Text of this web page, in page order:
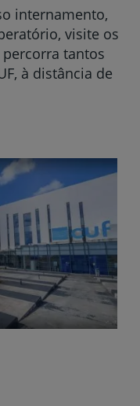
internamento,
visite os
tantos
à distância de